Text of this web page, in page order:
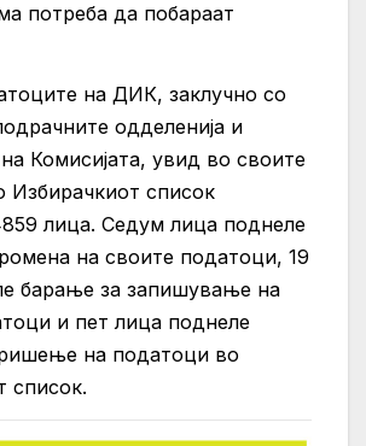
потреба да побараат
на ДИК, заклучно со
одделенија и
Комисијата, увид во своите
Избирачкиот список
лица. Седум лица поднеле
на своите податоци, 19
барање за запишување на
и пет лица поднеле
на податоци во
список.